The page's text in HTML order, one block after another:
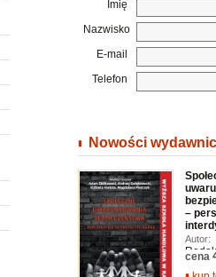
Imię
Nazwisko
E-mail
Telefon
Nowości
–
Autor:
cena